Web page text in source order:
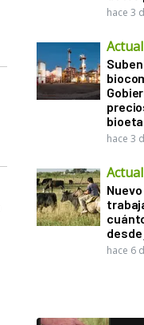
hace 3
hace 3
desde
hace 6